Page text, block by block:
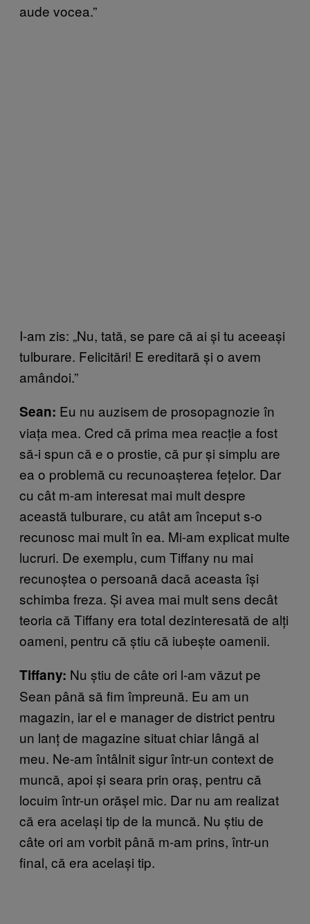
aude vocea.”
I-am zis: „Nu, tată, se pare că ai și tu aceeași
tulburare. Felicitări! E ereditară și o avem
amândoi.”
Sean: Eu nu auzisem de prosopagnozie în
viața mea. Cred că prima mea reacție a fost
să-i spun că e o prostie, că pur și simplu are
ea o problemă cu recunoașterea fețelor. Dar
cu cât m-am interesat mai mult despre
această tulburare, cu atât am început s-o
recunosc mai mult în ea. Mi-am explicat multe
lucruri. De exemplu, cum Tiffany nu mai
recunoștea o persoană dacă aceasta își
schimba freza. Și avea mai mult sens decât
teoria că Tiffany era total dezinteresată de alți
oameni, pentru că știu că iubește oamenii.
Tiffany: Nu știu de câte ori l-am văzut pe
Sean până să fim împreună. Eu am un
magazin, iar el e manager de district pentru
un lanț de magazine situat chiar lângă al
meu. Ne-am întâlnit sigur într-un context de
muncă, apoi și seara prin oraș, pentru că
locuim într-un orășel mic. Dar nu am realizat
că era același tip de la muncă. Nu știu de
câte ori am vorbit până m-am prins, într-un
final, că era același tip.